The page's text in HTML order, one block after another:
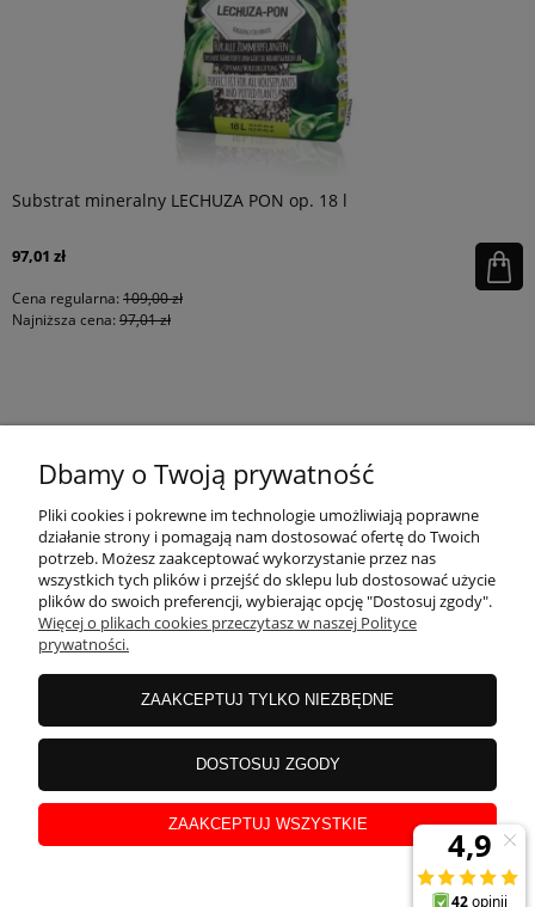
Substrat mineralny LECHUZA PON op. 18 l
97,01 zł
Cena regularna: 109,00 zł
Najniższa cena: 97,01 zł
MOJE KONTO
PŁATNOŚCI I DOSTAWA
INFORMACJE
INSTRUKCJE
O NAS
Dbamy o Twoją prywatność
Pliki cookies i pokrewne im technologie umożliwiają poprawne
działanie strony i pomagają nam dostosować ofertę do Twoich
potrzeb. Możesz zaakceptować wykorzystanie przez nas
wszystkich tych plików i przejść do sklepu lub dostosować użycie
plików do swoich preferencji, wybierając opcję "Dostosuj zgody".
Więcej o plikach cookies przeczytasz w naszej Polityce
prywatności.
ZAAKCEPTUJ TYLKO NIEZBĘDNE
DOSTOSUJ ZGODY
ZAAKCEPTUJ WSZYSTKIE